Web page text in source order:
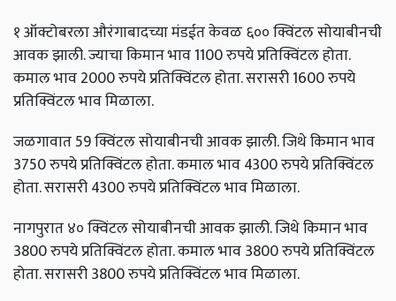
१ ऑक्टोबरला औरंगाबादच्या मंडईत केवळ ६०० क्विंटल सोयाबीनची
आवक झाली. ज्याचा किमान भाव 1100 रुपये प्रतिक्विंटल होता.
कमाल भाव 2000 रुपये प्रतिक्विंटल होता. सरासरी 1600 रुपये
प्रतिक्विंटल भाव मिळाला.
जळगावात 59 क्विंटल सोयाबीनची आवक झाली. जिथे किमान भाव
3750 रुपये प्रतिक्विंटल होता. कमाल भाव 4300 रुपये प्रतिक्विंटल
होता. सरासरी 4300 रुपये प्रतिक्विंटल भाव मिळाला.
नागपुरात ४० क्विंटल सोयाबीनची आवक झाली. जिथे किमान भाव
3800 रुपये प्रतिक्विंटल होता. कमाल भाव 3800 रुपये प्रतिक्विंटल
होता. सरासरी 3800 रुपये प्रतिक्विंटल भाव मिळाला.